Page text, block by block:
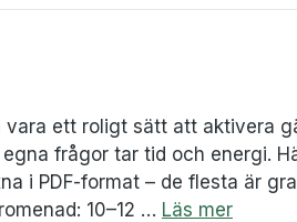
vara ett roligt sätt att aktivera
frågor tar tid och energi.
i PDF-format – de flesta är
10–12 … Läs mer